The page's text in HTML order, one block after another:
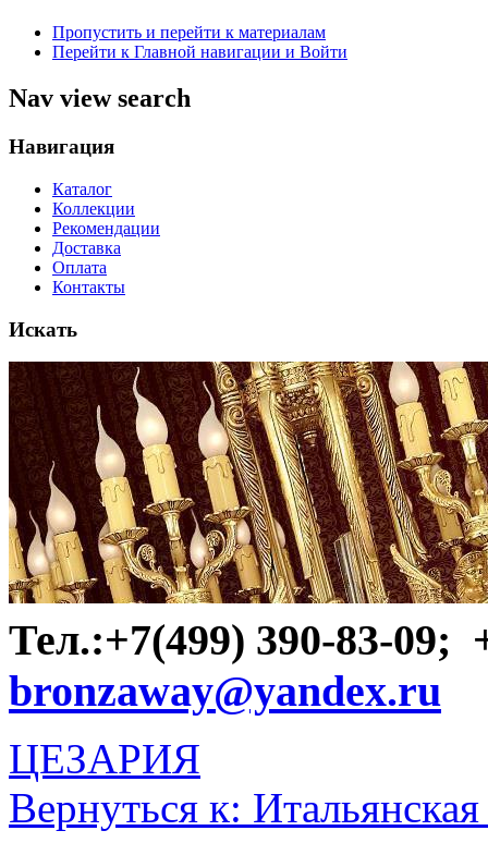
Пропустить и перейти к материалам
Перейти к Главной навигации и Войти
Nav view search
Навигация
Каталог
Коллекции
Рекомендации
Доставка
Оплата
Контакты
Искать
Тел.:+7(499) 390-83-09;
bronzaway@yandex.ru
ЦЕЗАРИЯ
Вернуться к: